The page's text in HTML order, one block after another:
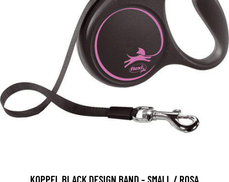
KOPPEL BLACK DESIGN BAND - SMALL / ROSA